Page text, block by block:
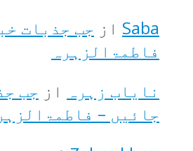
Saba از جب جذبات
فاطمۃالزہرہ
نایاب زہرہ از جب
جائیں –